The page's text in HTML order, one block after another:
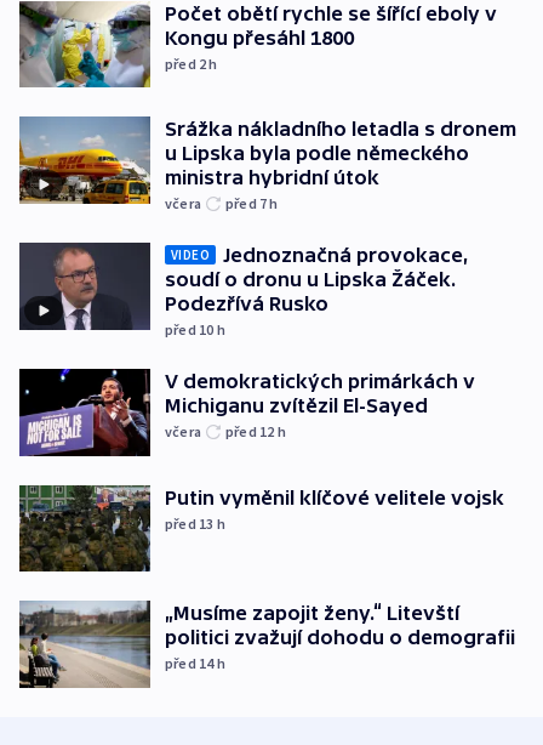
Počet obětí rychle se šířící eboly v
Kongu přesáhl 1800
před 2h
Srážka nákladního letadla s dronem
u Lipska byla podle německého
ministra hybridní útok
včera před 7h
VIDEO
Jednoznačná provokace,
soudí o dronu u Lipska Žáček.
Podezřívá Rusko
před 10 h
V demokratických primárkách v
Michiganu zvítězil El-Sayed
včera před 12 h
Putin vyměnil klíčové velitele vojsk
před 13 h
„Musíme zapojit ženy.“ Litevští
politici zvažují dohodu o demografii
před 14h